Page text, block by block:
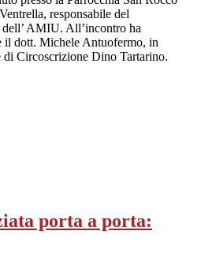
responsabile del
AMIU. All’incontro ha
il dott. Michele Antuofermo, in
di Circoscrizione Dino Tartarino.
porta a porta: